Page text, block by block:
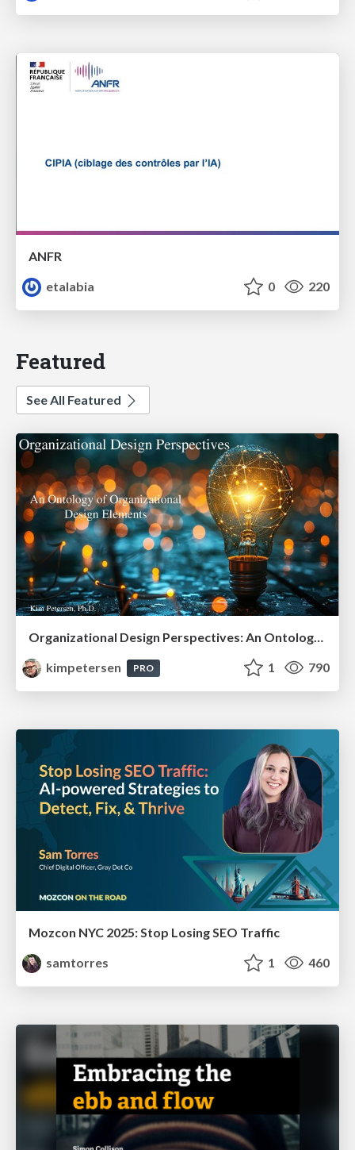
ANFR
etalabia
0 220
Featured
See All Featured
kimpetersen
PRO 1 790
Mozcon NYC 2025: Stop Losing SEO Traffic
samtorres
1 460